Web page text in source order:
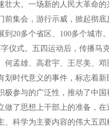
大。一场新的人民大革命的
集会，游行示威，掀起彻底
20多个省区、100多个城市
仪式。五四运动后，传播马
孟雄、高君宇、王尽美、
时代意义的事件，标志着新
参与的广泛性，推动了中
了思想上干部上的准备，
科学为主要内容的伟大五